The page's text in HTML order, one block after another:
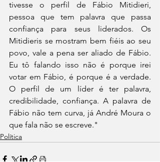
tivesse o perfil de Fábio Mitidieri,
pessoa que tem palavra que passa
confiança para seus liderados. Os
Mitidieris se mostram bem fiéis ao seu
povo, vale a pena ser aliado de Fábio.
Eu tô falando isso não é porque irei
votar em Fábio, é porque é a verdade.
O perfil de um líder é ter palavra,
credibilidade, confiança. A palavra de
Fábio não tem curva, já André Moura o
que fala não se escreve."
Política